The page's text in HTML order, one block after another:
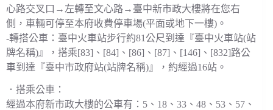
心路交叉口→左轉至文心路→臺中新市政大樓將在您右
側，車輛可停至本府收費停車場(平面或地下一樓)。
-轉搭公車：臺中火車站步行約81公尺到達『臺中火車站(站
牌名稱)』，搭乘[83]、[84]、[86]、[87]、[146]、[832]路公
車到達『臺中市政府站(站牌名稱)』，約經過16站。
．搭乘公車：
經過本府新市政大樓的公車有：5、18、33、48、53、57、